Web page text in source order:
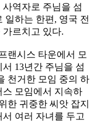
역자로 주님을 섬
일하는 한편, 영국 전
르치고 있다.
랜시스 타운에서 모
13년간 주님을 섬
천거한 모임 중의 하
모임에서 지속하
한 귀중한 씨앗 잡지
여러 자녀를 두고